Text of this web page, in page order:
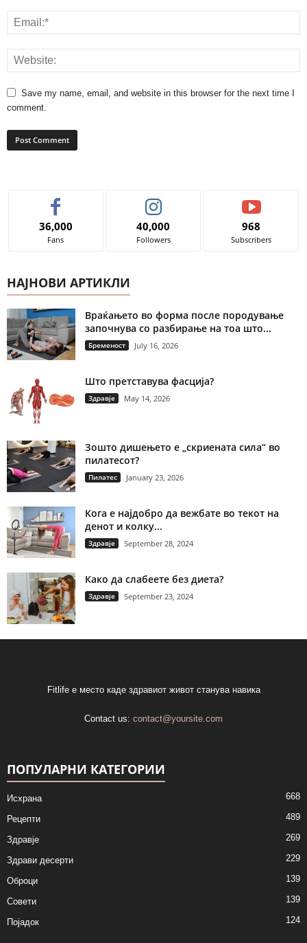
Save my name, email, and website in this browser for the next time I
comment.
36,000
Fans
40,000
Followers
968
Subscribers
НАЈНОВИ АРТИКЛИ
Враќањето во форма после породување
започнува со разбирање на тоа што...
Бременост July 16, 2026
Што претставува фасција?
Здравје May 14, 2026
Зошто дишењето е „скриената сила“ во
пилатесот?
Пилатес January 23, 2026
Кога е најдобро да вежбате во текот на
денот и колку...
Здравје September 28, 2024
Како да слабеете без диета?
Здравје September 23, 2024
Fitlife е место каде здравиот живот станува навика
Contact us: contact@yoursite.com
ПОПУЛАРНИ КАТЕГОРИИ
Исхрана 668
Рецепти 489
Здравје 269
Здрави десерти 229
Оброци 139
Совети 139
Појадок 124